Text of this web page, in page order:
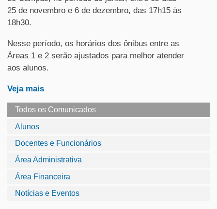
Todos os Comunicados
Alunos
Docentes e Funcionários
Área Administrativa
Área Financeira
Notícias e Eventos
25 de novembro e 6 de dezembro, das 17h15 às
18h30.
Nesse período, os horários dos ônibus entre as
Áreas 1 e 2 serão ajustados para melhor atender
aos alunos.
Veja mais